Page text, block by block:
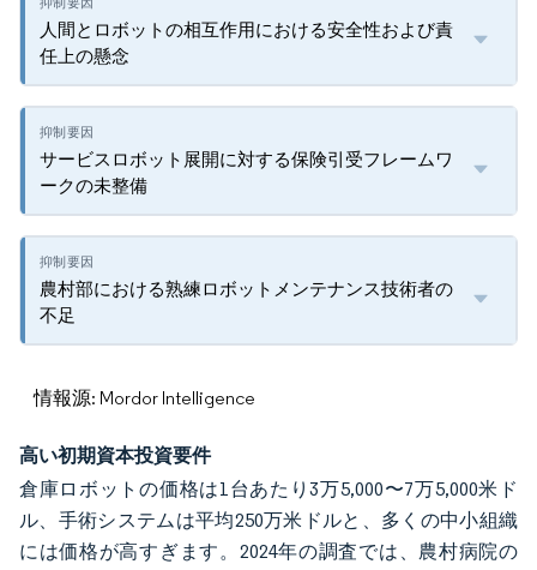
人間とロボットの相互作用における安全性および責
任上の懸念
サービスロボット展開に対する保険引受フレームワ
ークの未整備
農村部における熟練ロボットメンテナンス技術者の
不足
情報源: Mordor Intelligence
高い初期資本投資要件
倉庫ロボットの価格は1台あたり3万5,000〜7万5,000米ド
ル、手術システムは平均250万米ドルと、多くの中小組織
には価格が高すぎます。2024年の調査では、農村病院の